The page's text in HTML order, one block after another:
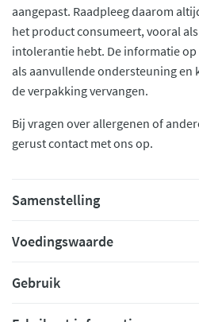
aangepast. Raadpleeg daarom
het product consumeert, vooral
intolerantie hebt. De informatie
als aanvullende ondersteuning en
de verpakking vervangen.
Bij vragen over allergenen of
gerust contact met ons op.
Samenstelling
Voedingswaarde
Gebruik